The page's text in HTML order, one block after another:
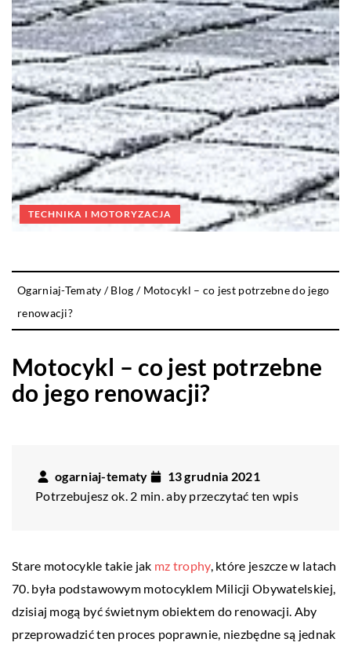
TECHNIKA I MOTORYZACJA
Ogarniaj-Tematy /Blog / Motocykl – co jest potrzebne do jego
renowacji?
Motocykl – co jest potrzebne
do jego renowacji?
ogarniaj-tematy
13 grudnia 2021
Potrzebujesz ok. 2 min. aby przeczytać ten wpis
Stare motocykle takie jak mz trophy, które jeszcze w latach
70. była podstawowym motocyklem Milicji Obywatelskiej,
dzisiaj mogą być świetnym obiektem do renowacji. Aby
przeprowadzić ten proces poprawnie, niezbędne są jednak